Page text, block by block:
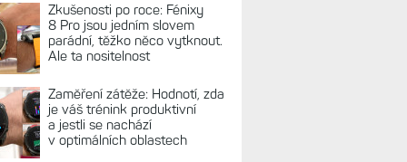
Zkušenosti po roce: Fénixy
8 Pro jsou jedním slovem
parádní, těžko něco vytknout.
Ale ta nositelnost
Zaměření zátěže: Hodnotí, zda
je váš trénink produktivní
a jestli se nachází
v optimálních oblastech